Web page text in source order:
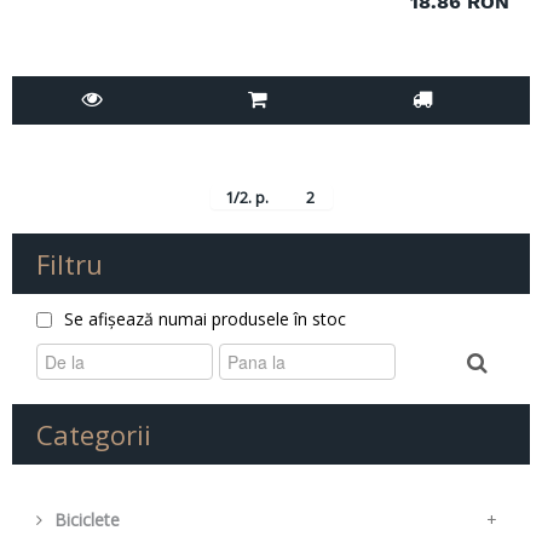
Filtru
Se afișează numai produsele în stoc
Categorii
Biciclete
+
1/2. p. 2